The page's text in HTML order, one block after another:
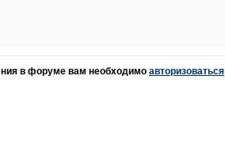
в форуме вам необходимо авторизоваться